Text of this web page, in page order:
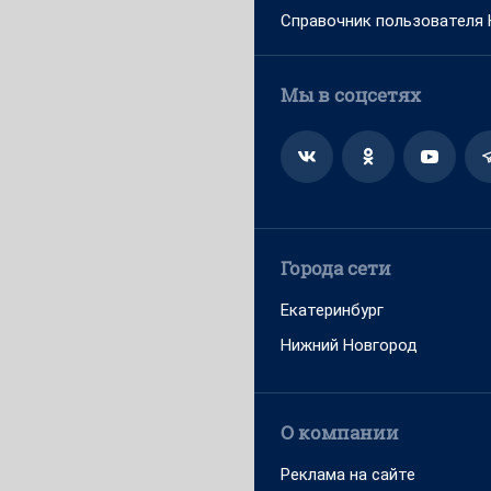
Справочник пользователя
Мы в соцсетях
Города сети
Екатеринбург
Нижний Новгород
О компании
Реклама на сайте